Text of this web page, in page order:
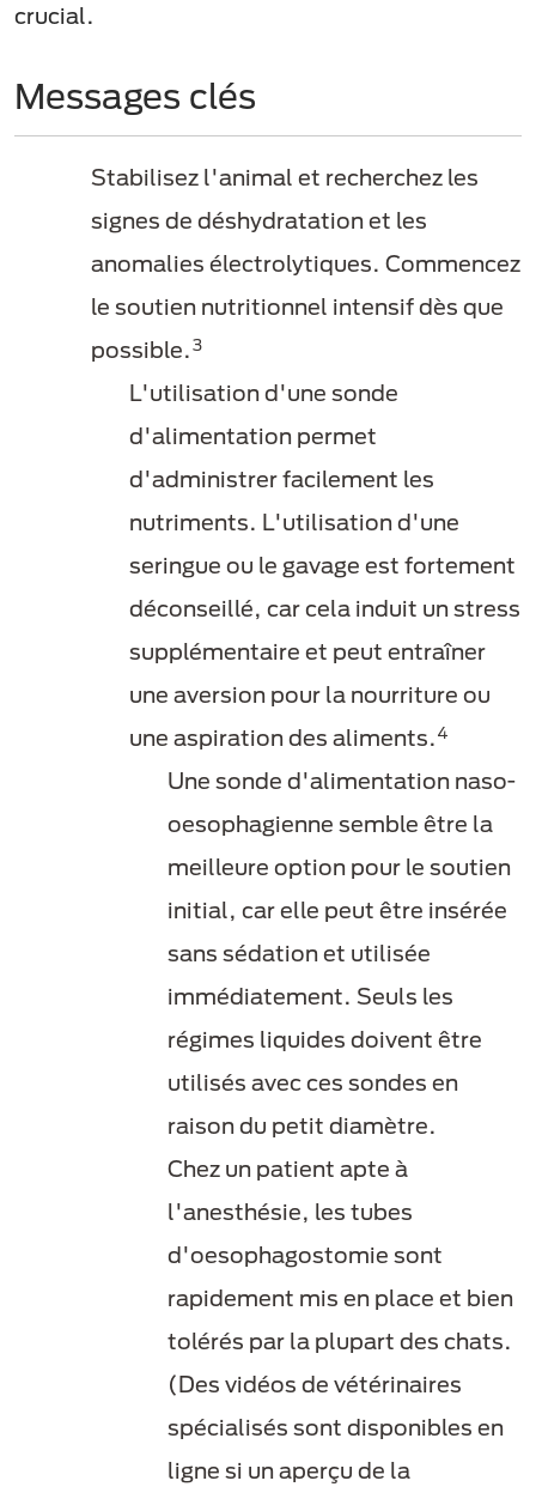
crucial.
Messages clés
Stabilisez l'animal et recherchez les
signes de déshydratation et les
anomalies électrolytiques. Commencez
le soutien nutritionnel intensif dès que
possible.3
L'utilisation d'une sonde
d'alimentation permet
d'administrer facilement les
nutriments. L'utilisation d'une
seringue ou le gavage est fortement
déconseillé, car cela induit un stress
supplémentaire et peut entraîner
une aversion pour la nourriture ou
une aspiration des aliments.4
Une sonde d'alimentation naso-
oesophagienne semble être la
meilleure option pour le soutien
initial, car elle peut être insérée
sans sédation et utilisée
immédiatement. Seuls les
régimes liquides doivent être
utilisés avec ces sondes en
raison du petit diamètre.
Chez un patient apte à
l'anesthésie, les tubes
d'oesophagostomie sont
rapidement mis en place et bien
tolérés par la plupart des chats.
(Des vidéos de vétérinaires
spécialisés sont disponibles en
ligne si un aperçu de la